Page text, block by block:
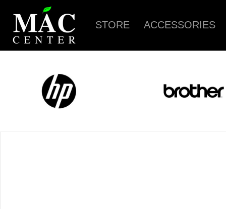
STORE ACCESSORIES